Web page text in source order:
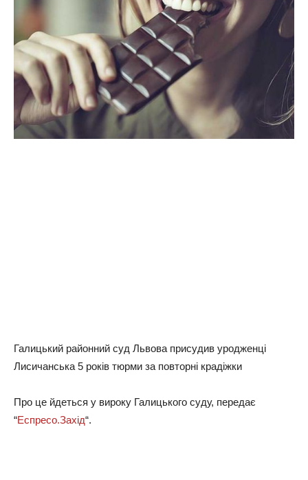
Галицький районний суд Львова присудив уродженці
Лисичанська 5 років тюрми за повторні крадіжки
Про це йдеться у вироку Галицького суду, передає
“Еспресо.Захід“.